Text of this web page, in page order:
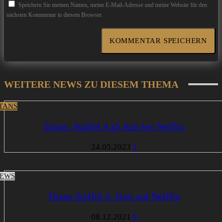
Speichern Sie meinen Namen, meine E-Mail-Adresse und meine Website für den
nächsten Kommentar in diesem Browser.
WEITERE NEWS ZU DIESEM THEMA
Titans: Staffel 4 ab Juni bei Netflix
24.05.2023 1
Titans Staffel 3: Jetzt auf Netflix
08.12.2021 9